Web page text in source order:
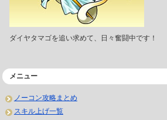
ダイヤタマゴを追い求めて、日々奮闘中です！
メニュー
ノーコン攻略まとめ
スキル上げ一覧